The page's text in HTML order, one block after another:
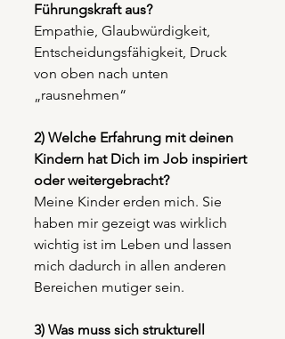
Führungskraft aus?
Empathie, Glaubwürdigkeit,
Entscheidungsfähigkeit, Druck
von oben nach unten
„rausnehmen“
2) Welche Erfahrung mit deinen
Kindern hat Dich im Job inspiriert
oder weitergebracht?
Meine Kinder erden mich. Sie
haben mir gezeigt was wirklich
wichtig ist im Leben und lassen
mich dadurch in allen anderen
Bereichen mutiger sein.
3) Was muss sich strukturell